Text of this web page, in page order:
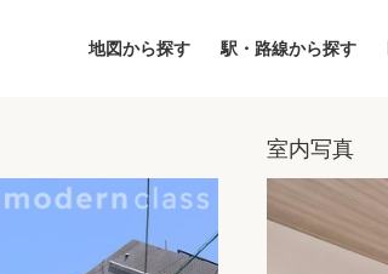
地図から探す 駅・路線から探す
室内写真